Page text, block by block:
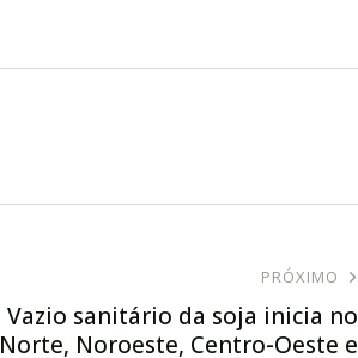
PRÓXIMO
Vazio sanitário da soja inicia no
Norte, Noroeste, Centro-Oeste e